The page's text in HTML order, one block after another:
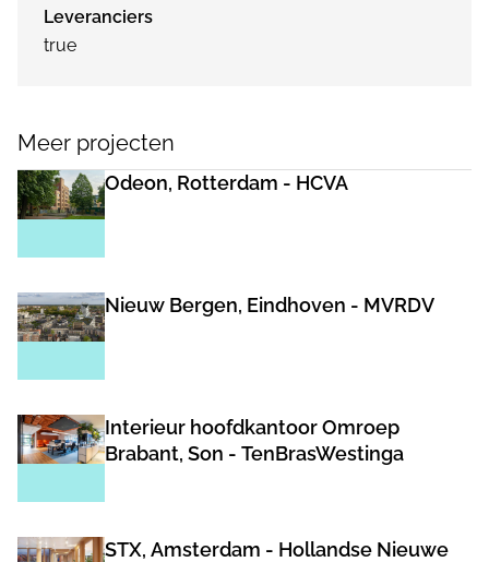
Leveranciers
true
Meer projecten
Odeon, Rotterdam - HCVA
Nieuw Bergen, Eindhoven - MVRDV
Interieur hoofdkantoor Omroep
Brabant, Son - TenBrasWestinga
STX, Amsterdam - Hollandse Nieuwe